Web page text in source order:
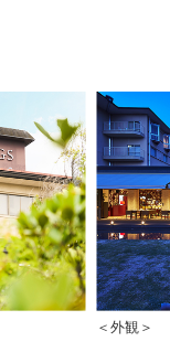
＜外観＞